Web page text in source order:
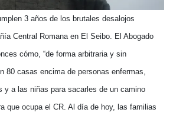
3 años de los brutales desalojos
Central Romana en El Seibo. El Abogado
cómo, “de forma arbitraria y sin
80 casas encima de personas enfermas,
y a las niñas para sacarles de un camino
que ocupa el CR. Al día de hoy, las familias